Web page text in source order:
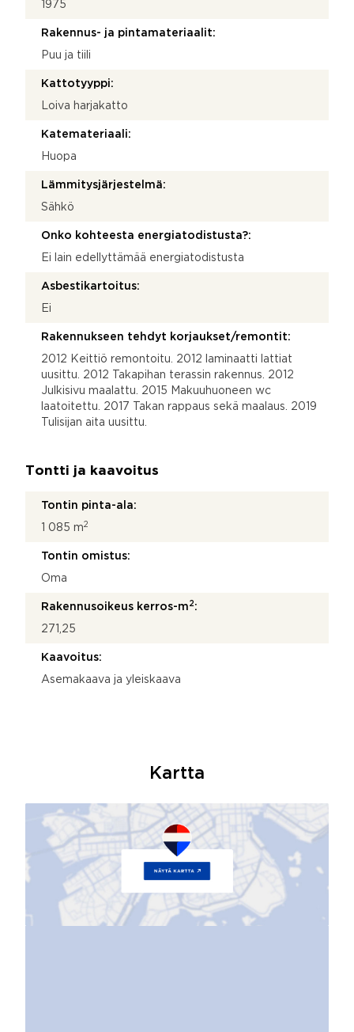
1975
Rakennus- ja pintamateriaalit:
Puu ja tiili
Kattotyyppi:
Loiva harjakatto
Katemateriaali:
Huopa
Lämmitysjärjestelmä:
Sähkö
Onko kohteesta energiatodistusta?:
Ei lain edellyttämää energiatodistusta
Asbestikartoitus:
Ei
Rakennukseen tehdyt korjaukset/remontit:
2012 Keittiö remontoitu. 2012 laminaatti lattiat
uusittu. 2012 Takapihan terassin rakennus. 2012
Julkisivu maalattu. 2015 Makuuhuoneen wc
laatoitettu. 2017 Takan rappaus sekä maalaus. 2019
Tulisijan aita uusittu.
Tontti ja kaavoitus
Tontin pinta-ala:
1 085 m2
Tontin omistus:
Oma
Rakennusoikeus kerros-m 2 :
271,25
Kaavoitus:
Asemakaava ja yleiskaava
Kartta